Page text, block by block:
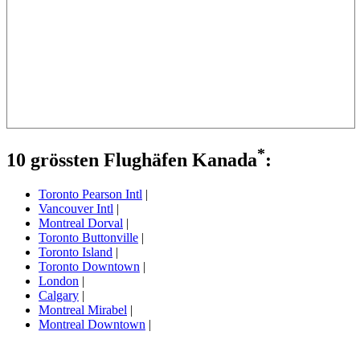
10 grössten Flughäfen Kanada*:
Toronto Pearson Intl |
Vancouver Intl |
Montreal Dorval |
Toronto Buttonville |
Toronto Island |
Toronto Downtown |
London |
Calgary |
Montreal Mirabel |
Montreal Downtown |